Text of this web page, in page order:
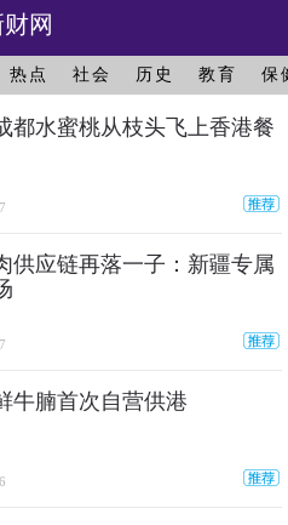
网
热点 社会 历史 教育 保
都水蜜桃从枝头飞上香港餐
供应链再落一子：新疆专属
牛腩首次自营供港